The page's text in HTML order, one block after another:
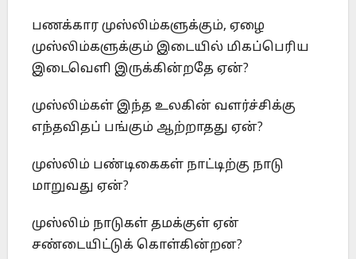
பணக்கார முஸ்லிம்களுக்கும், ஏழை
முஸ்லிம்களுக்கும் இடையில் மிகப்பெரிய
இடைவெளி இருக்கின்றதே ஏன்?
முஸ்லிம்கள் இந்த உலகின் வளர்ச்சிக்கு
எந்தவிதப் பங்கும் ஆற்றாதது ஏன்?
முஸ்லிம் பண்டிகைகள் நாட்டிற்கு நாடு
மாறுவது ஏன்?
முஸ்லிம் நாடுகள் தமக்குள் ஏன்
சண்டையிட்டுக் கொள்கின்றன?